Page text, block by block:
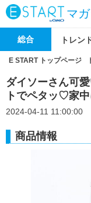
マ
総合 トレン
E START トップページ
ダイソーさん可
トでペタッ♡家
2024-04-11 11:00:00
商品情報